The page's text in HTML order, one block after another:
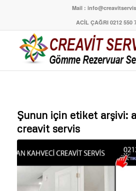
Mail :
ACİL ÇAĞRI 0212 550
Şunun için etiket arşivi:
creavit servis